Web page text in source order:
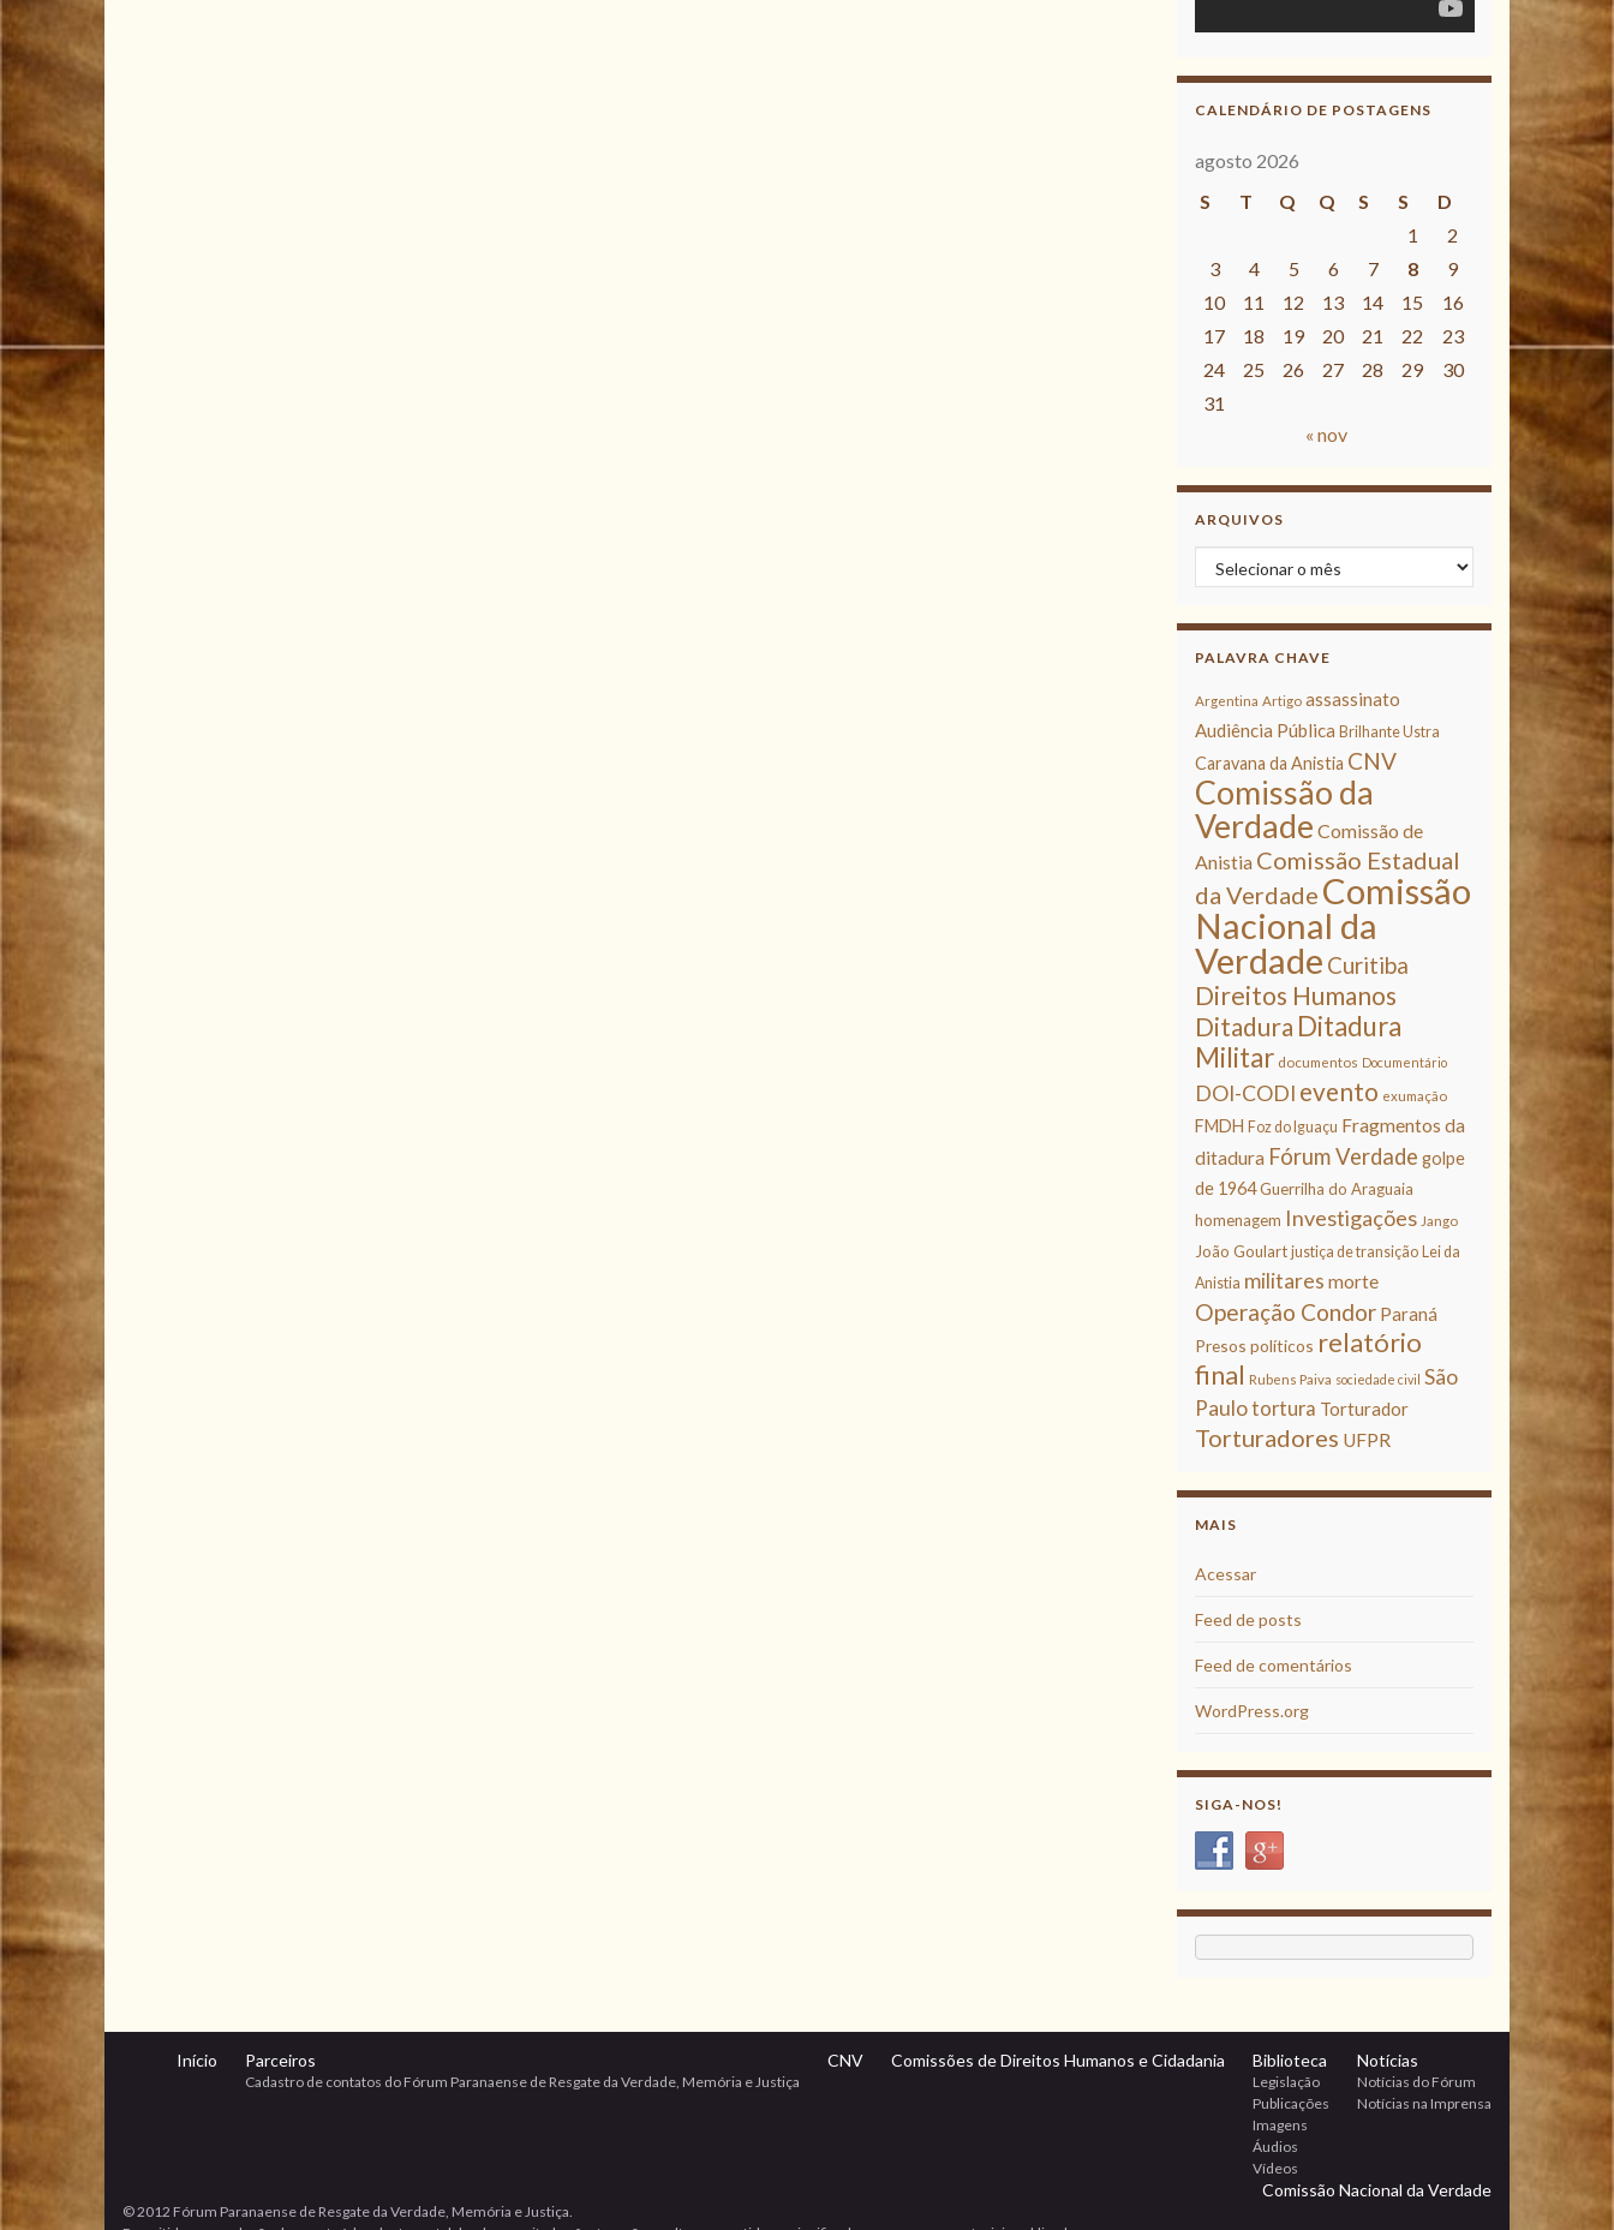
CALENDÁRIO DE POSTAGENS
agosto 2026
S
T Q Q S S
D
1
2
3
4 5 6 7 8
9
10
11 12 13 14 15
16
17
18 19 20 21 22
23
24
25 26 27 28 29
30
31
« nov
ARQUIVOS
Arquivos
PALAVRA CHAVE
Argentina Artigo assassinato
Audiência Pública Brilhante Ustra
Caravana da Anistia CNV
Comissão da
Verdade Comissão de
Anistia Comissão Estadual
da Verdade Comissão
Nacional da
Verdade Curitiba
Direitos Humanos
Ditadura Ditadura
Militar documentos Documentário
DOI-CODI evento exumação
FMDH Foz do Iguaçu Fragmentos da
ditadura Fórum Verdade golpe
de 1964 Guerrilha do Araguaia
homenagem Investigações Jango
João Goulart justiça de transição Lei da
Anistia militares morte
Operação Condor Paraná
Presos políticos relatório
final Rubens Paiva sociedade civil São
Paulotortura Torturador
Torturadores UFPR
MAIS
Acessar
Feed de posts
Feed de comentários
WordPress.org
SIGA-NOS!
Início Parceiros
Cadastro de contatos do Fórum Paranaense de Resgate da Verdade, Memória e Justiça
CNV Comissões de Direitos Humanos e Cidadania Biblioteca
Legislação
Publicações
Imagens
Áudios
Vídeos
Notícias
Notícias do Fórum
Notícias na Imprensa
Comissão Nacional da Verdade
© 2012 Fórum Paranaense de Resgate da Verdade, Memória e Justiça.